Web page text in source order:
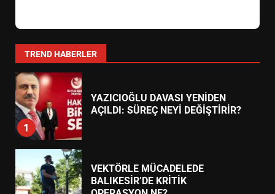
TREND HABERLER
1
2
VEKTÖRLE MÜCADELEDE
BALIKESİR’DE KRİTİK
OPERASYON NE?
YAZA MERHABA KONSERİ
BALIKESİR’DE NEYİ DEĞİŞTİRDİ?